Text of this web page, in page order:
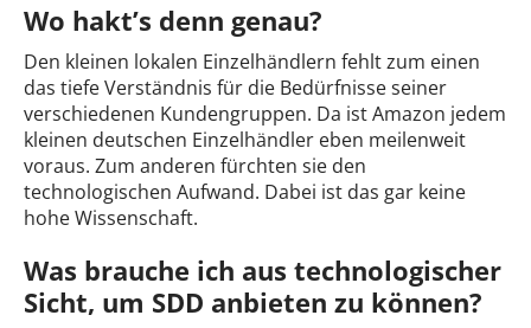
Wo hakt’s denn genau?
Den kleinen lokalen Einzelhändlern fehlt zum einen
das tiefe Verständnis für die Bedürfnisse seiner
verschiedenen Kundengruppen. Da ist Amazon jedem
kleinen deutschen Einzelhändler eben meilenweit
voraus. Zum anderen fürchten sie den
technologischen Aufwand. Dabei ist das gar keine
hohe Wissenschaft.
Was brauche ich aus technologischer
Sicht, um SDD anbieten zu können?